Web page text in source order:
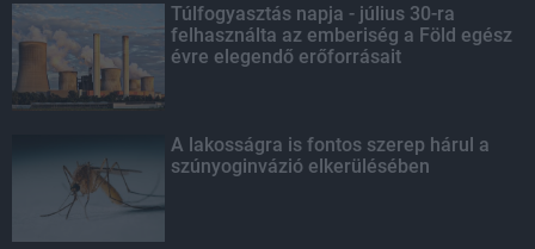
Túlfogyasztás napja - július 30-ra
felhasználta az emberiség a Föld egész
évre elegendő erőforrásait
A lakosságra is fontos szerep hárul a
szúnyoginvázió elkerülésében